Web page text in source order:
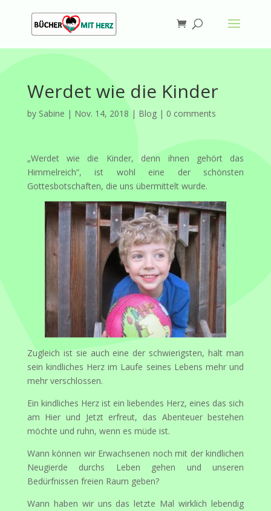
Werdet wie die Kinder
by Sabine | Nov. 14, 2018 | Blog| 0 comments
„Werdet wie die Kinder, denn ihnen gehört das
Himmelreich“, ist wohl eine der schönsten
Gottesbotschaften, die uns übermittelt wurde.
Zugleich ist sie auch eine der schwierigsten, hält man
sein kindliches Herz im Laufe seines Lebens mehr und
mehr verschlossen.
Ein kindliches Herz ist ein liebendes Herz, eines das sich
am Hier und Jetzt erfreut, das Abenteuer bestehen
möchte und ruhn, wenn es müde ist.
Wann können wir Erwachsenen noch mit der kindlichen
Neugierde durchs Leben gehen und unseren
Bedürfnissen freien Raum geben?
Wann haben wir uns das letzte Mal wirklich lebendig